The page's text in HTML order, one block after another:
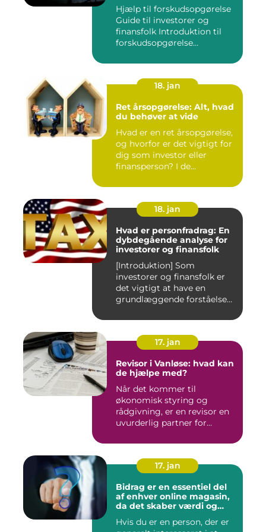
Hjælp til forskudsopgørelse
Guide til investorer og
finansfolk Introduktion til
forskudsopgørelse...
18. jan
Ret årsopgørelse: Alt, hvad
du behøver at vide
Hvad er en ret årsopgørelse,
og hvorfor er det vigtigt for
dig som investor eller
finansperson? I de...
18. jan
Hvad er personfradrag: En
dybdegående analyse for
investorer og finansfolk
[Introduktion] Som
investorer og finansfolk er
det vigtigt at have en
grundlæggende forståelse
17. jan
Revisor i Vanløse: hvad kan
de hjælpe med?
Når det kommer til
økonomisk styring og
rådgivning, er en revisor en
uvurderlig partner for
17. jan
Bidrag er en essentiel del
af enhver online magasin,
da det skaber værdi og
engagerer læsere og
Hvis du er en person, der er